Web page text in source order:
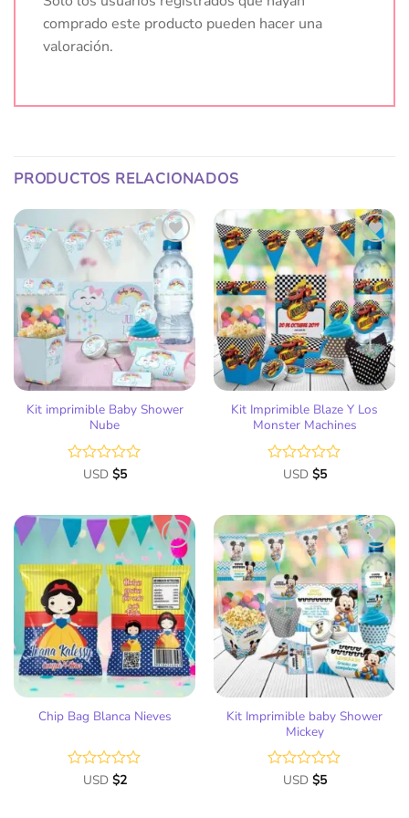
comprado este producto pueden hacer una
valoración.
PRODUCTOS RELACIONADOS
Añadir
a la
lista
de
deseos
Kit imprimible Baby Shower
Nube
Valorado
de
USD $5
Añadir
a la
lista
de
deseos
Kit Imprimible Blaze Y Los
Monster Machines
Valorado
de
5
USD $5
Añadir
a la
lista
de
deseos
Chip Bag Blanca Nieves
Valorado
USD $2
Añadir
a la
lista
de
deseos
Kit Imprimible baby Shower
Mickey
Valorado
USD $5